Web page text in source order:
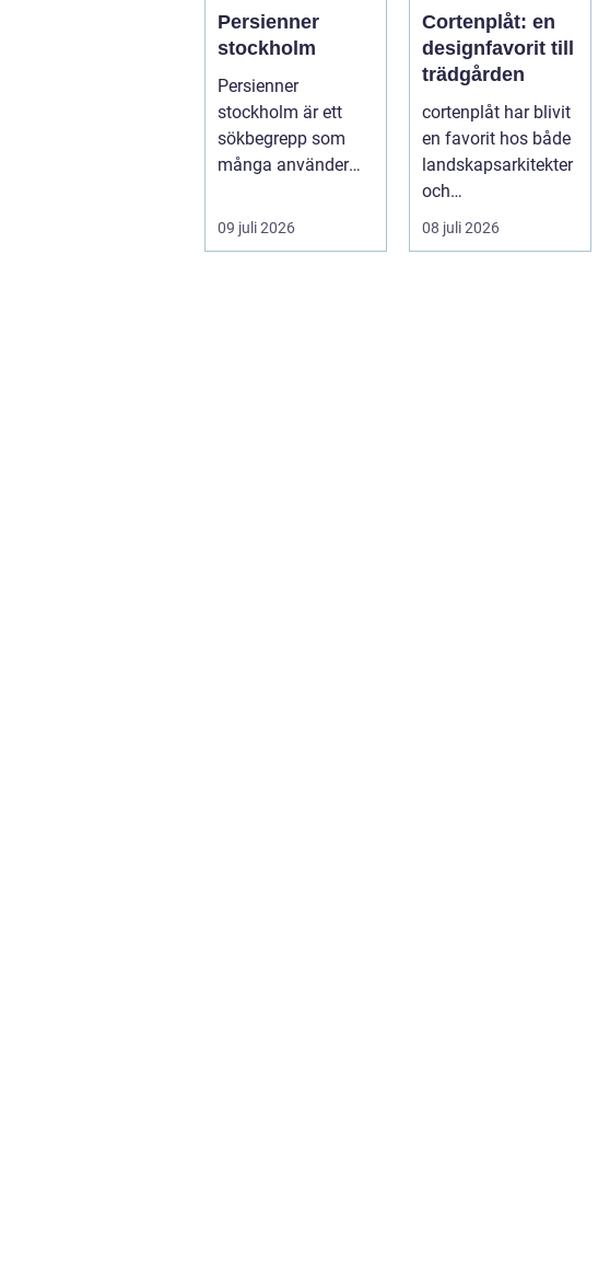
Persienner
stockholm
Persienner
stockholm är ett
sökbegrepp som
många använder
praktiska och
snygga so...
09 juli 2026
Cortenplåt: en
designfavorit till
trädgården
cortenplåt har blivit
en favorit hos både
landskapsarkitekter
och
trädgårdsentusiaste
r. Det är ett m...
08 juli 2026